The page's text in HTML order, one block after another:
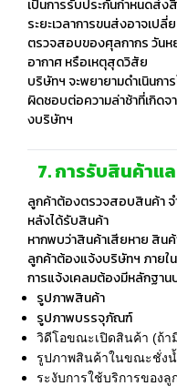
เป็นการรับประกันกำหนดส่ง
ระยะเวลาการขนส่งอาจเป
ตรวจสอบของศุลกากร วัน
อากาศ หรือเหตุสุดวิสัย
บริษัทฯ จะพยายามดำเนินกา
ผิดชอบต่อความล่าช้าที่เกิด
งบริษัทฯ
7. การรับสินค้าแ
ลูกค้าต้องตรวจสอบสินค้า
หลังได้รับสินค้า
หากพบว่าสินค้าเสียหาย สิน
ลูกค้าต้องแจ้งบริษัทฯ ภายใน
การแจ้งเคลมต้องมีหลักฐาน
รูปภาพสินค้า
รูปภาพบรรจุภัณฑ์
วิดีโอขณะเปิดสินค้า (ถ้า
รูปภาพสินค้าในขณะชั่ง
ระงับการใช้บริการของ